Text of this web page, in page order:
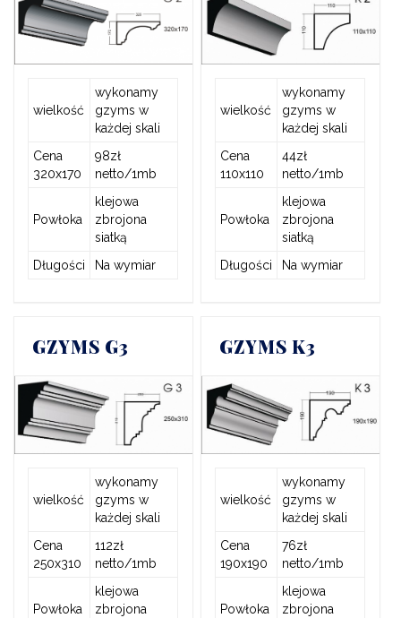
wielkość
wykonamy
gzyms w
każdej skali
Cena
320x170
98zł
netto/1mb
Powłoka
klejowa
zbrojona
siatką
Długości
Na wymiar
wielkość
wykonamy
gzyms w
każdej skali
Cena
110x110
44zł
netto/1mb
Powłoka
klejowa
zbrojona
siatką
Długości
Na wymiar
GZYMS G3
wielkość
wykonamy
gzyms w
każdej skali
Cena
250x310
112zł
netto/1mb
Powłoka
klejowa
zbrojona
GZYMS K3
wielkość
wykonamy
gzyms w
każdej skali
Cena
190x190
76zł
netto/1mb
Powłoka
klejowa
zbrojona